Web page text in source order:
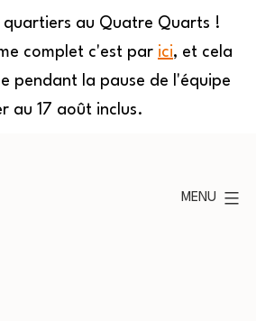
quartiers au Quatre Quarts !
complet c'est par ici, et cela
pendant la pause de l'équipe
au 17 août inclus.
MENU